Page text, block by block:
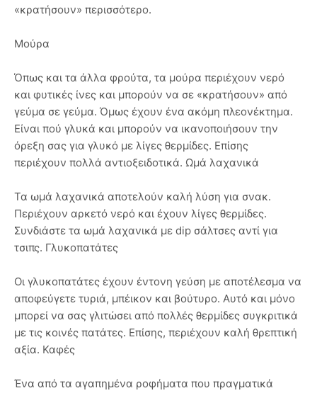
«κρατήσουν» περισσότερο.
Μούρα
Όπως και τα άλλα φρούτα, τα μούρα περιέχουν νερό
και φυτικές ίνες και μπορούν να σε «κρατήσουν» από
γεύμα σε γεύμα. Όμως έχουν ένα ακόμη πλεονέκτημα.
Είναι πού γλυκά και μπορούν να ικανοποιήσουν την
όρεξη σας για γλυκό με λίγες θερμίδες. Επίσης
περιέχουν πολλά αντιοξειδοτικά. Ωμά λαχανικά
Τα ωμά λαχανικά αποτελούν καλή λύση για σνακ.
Περιέχουν αρκετό νερό και έχουν λίγες θερμίδες.
Συνδιάστε τα ωμά λαχανικά με dip σάλτσες αντί για
τσιπς. Γλυκοπατάτες
Οι γλυκοπατάτες έχουν έντονη γεύση με αποτέλεσμα να
αποφεύγετε τυριά, μπέικον και βούτυρο. Αυτό και μόνο
μπορεί να σας γλιτώσει από πολλές θερμίδες συγκριτικά
με τις κοινές πατάτες. Επίσης, περιέχουν καλή θρεπτική
αξία. Καφές
Ένα από τα αγαπημένα ροφήματα που πραγματικά